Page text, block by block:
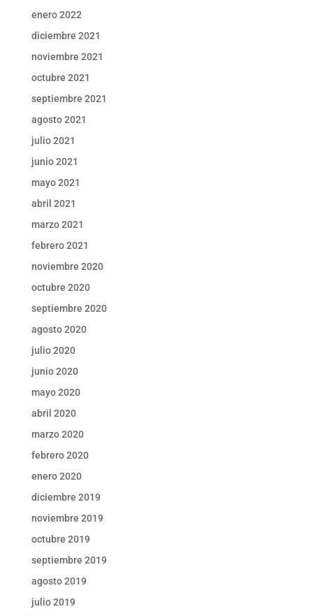
enero 2022
diciembre 2021
noviembre 2021
octubre 2021
septiembre 2021
agosto 2021
julio 2021
junio 2021
mayo 2021
abril 2021
marzo 2021
febrero 2021
noviembre 2020
octubre 2020
septiembre 2020
agosto 2020
julio 2020
junio 2020
mayo 2020
abril 2020
marzo 2020
febrero 2020
enero 2020
diciembre 2019
noviembre 2019
octubre 2019
septiembre 2019
agosto 2019
julio 2019